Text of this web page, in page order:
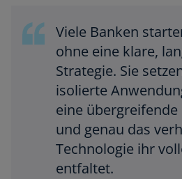
Viele Banken
ohne eine klare,
Strategie. Sie
isolierte
eine
und genau das
Technologie ihr
entfaltet.